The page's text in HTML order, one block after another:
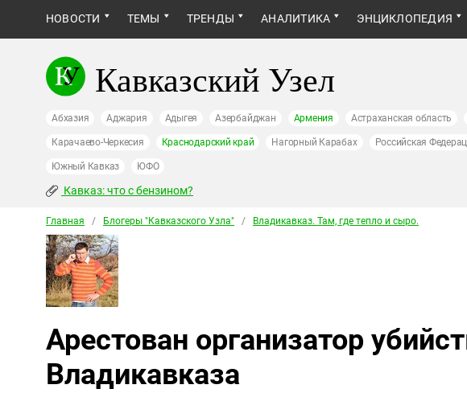
НОВОСТИ ТЕМЫ ТРЕНДЫ АНАЛИТИКА ЭНЦИКЛОПЕДИЯ
Кавказский Узел
Абхазия Аджария Адыгея Азербайджан Армения Астраханская область
Карачаево-Черкесия Краснодарский край Нагорный Карабах Российская
Южный Кавказ ЮФО
Кавказ: что с бензином?
Главная / Блогеры "Кавказского Узла" / Владикавказ. Там, где тепло и сыро.
Арестован организатор
Владикавказа